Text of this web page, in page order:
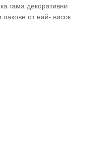
гама декоративни
от най- висок